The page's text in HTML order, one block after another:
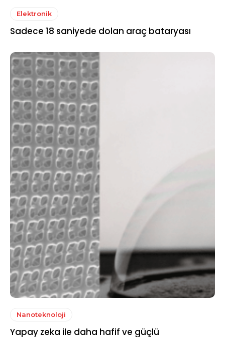
Elektronik
Sadece 18 saniyede dolan araç bataryası
Nanoteknoloji
Yapay zeka ile daha hafif ve güçlü